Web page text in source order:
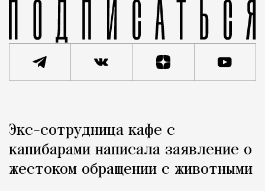
Город
Экс-сотрудница кафе с
капибарами написала заявление о
жестоком обращении с животными